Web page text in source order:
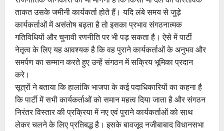
ताकत उसके जमीनी कार्यकर्ता होते हैं। यदि लंबे समय से जुड़े
कार्यकर्ताओं में असंतोष बढ़ता है तो इसका प्रभाव संगठनात्मक
गतिविधियों और चुनावी रणनीति पर भी पड़ सकता है। ऐसे में पार्टी
नेतृत्व के लिए यह आवश्यक है कि वह पुराने कार्यकर्ताओं के अनुभव और
समर्पण का सम्मान करते हुए उन्हें संगठन में सक्रिय भूमिका प्रदान
करे।
सूत्रों ने बताया कि हालांकि भाजपा के कई पदाधिकारियों का कहना है
कि पार्टी में सभी कार्यकर्ताओं को समान महत्व दिया जाता है और संगठन
निरंतर विस्तार की प्रक्रिया में नए एवं पुराने कार्यकर्ताओं को साथ
लेकर चलने के लिए प्रतिबद्ध है। इसके बावजूद नजीबाबाद विधानसभा